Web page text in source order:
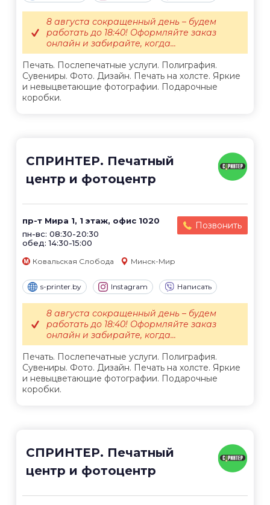
Печать. Послепечатные услуги. Полиграфия.
Сувениры. Фото. Дизайн. Печать на холсте. Яркие
и невыцветающие фотографии. Подарочные
коробки.
8 августа сокращенный день – будем
работать до 18:40! Оформляйте заказ
онлайн и забирайте, когда...
СПРИНТЕР. Печатный
центр и фотоцентр
пр-т Мира 1, 1 этаж, офис 1020
пн-вс: 08:30-20:30
обед: 14:30-15:00
Позвонить
Ковальская Слобода Минск-Мир
s-printer.by Instagram Написать
Печать. Послепечатные услуги. Полиграфия.
Сувениры. Фото. Дизайн. Печать на холсте. Яркие
и невыцветающие фотографии. Подарочные
коробки.
8 августа сокращенный день – будем
работать до 18:40! Оформляйте заказ
онлайн и забирайте, когда...
СПРИНТЕР. Печатный
центр и фотоцентр